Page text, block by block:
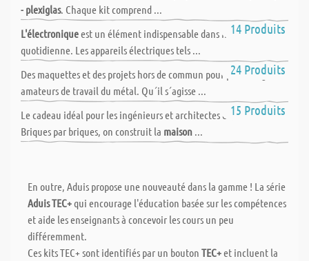
- plexiglas. Chaque kit comprend ...
14 Produits
Electronique
L'électroniqueest un élément indispensable dans notre vie
quotidienne. Les appareils électriques tels ...
24 Produits
Mise en forme du métal | Travail des métaux
Des maquettes et des projets hors de commun pour petits et grands
amateurs de travail du métal. Qu´il s´agisse ...
15 Produits
Briques de contructions | Constructions miniatures
Le cadeau idéal pour les ingénieurs et architectes en herbe -
Briques par briques, on construit la maison
En outre, Aduis propose une nouveauté dans la gamme ! La série
Aduis TEC+qui encourage l'éducation basée sur les compétences
et aide les enseignants à concevoir les cours un peu
différemment.
Ces kits TEC+ sont identifiés par un bouton TEC+et incluent la